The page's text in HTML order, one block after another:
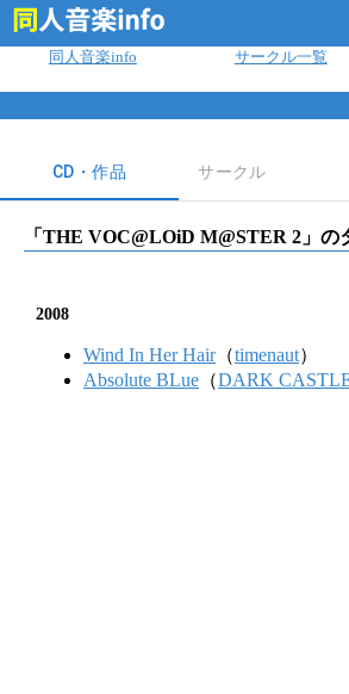
同人音楽info サークル一覧
CD・作品 サークル
「 THE VOC@LOiD M@STER 2 」の
2008
Wind In Her Hair（timenaut）
Absolute BLue （DARK